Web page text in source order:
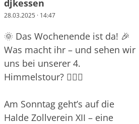
djkessen
28.03.2025 · 14:47
🌞 Das Wochenende ist da! 🎉
Was macht ihr – und sehen wir
uns bei unserer 4.
Himmelstour? 🚶‍♂️✨
Am Sonntag geht’s auf die
Halde Zollverein XII – eine